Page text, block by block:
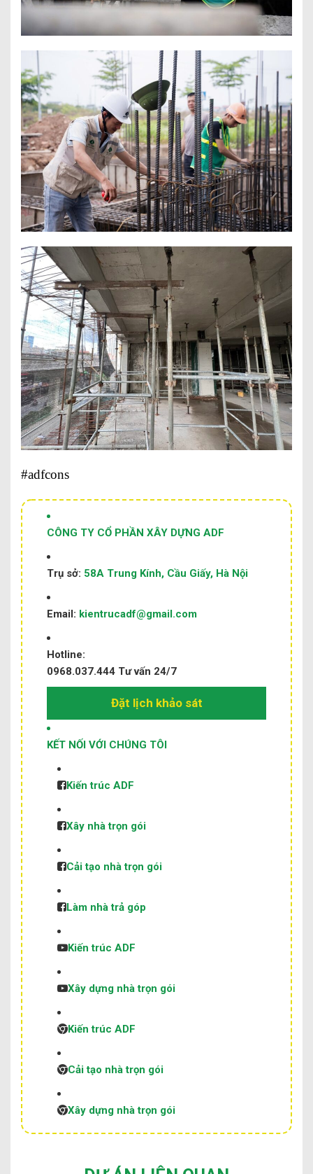
#adfcons
CÔNG TY CỔ PHẦN XÂY DỰNG ADF
Trụ sở: 58A Trung Kính, Cầu Giấy, Hà Nội
Email: kientrucadf@gmail.com
Hotline:
0968.037.444 Tư vấn 24/7
Đặt lịch khảo sát
KẾT NỐI VỚI CHÚNG TÔI
Kiến trúc ADF
Xây nhà trọn gói
Cải tạo nhà trọn gói
Làm nhà trả góp
Kiến trúc ADF
Xây dựng nhà trọn gói
Kiến trúc ADF
Cải tạo nhà trọn gói
Xây dựng nhà trọn gói